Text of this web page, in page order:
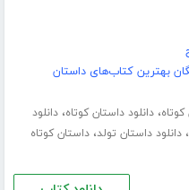
بهترین کتاب‌های داستان
،دانلود داستان کوتاه،دانلود
،دانلود داستان تولد،داستان کوتاه